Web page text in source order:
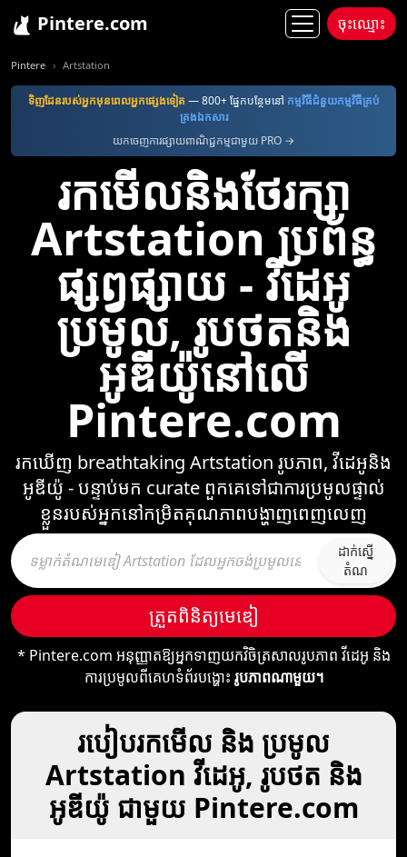
Pintere.com ចុះឈ្មោះ
Pintere Artstation
ទិញ​ដែន​របស់​អ្នក​មុន​ពេល​អ្នក​ផ្សេង​ទៀត — 800+ ផ្នែកបន្ថែមនៅ កម្មវិធី​ជំនួយ​កម្មវិធី​គ្រប់
គ្រង​ឯកសារ
យកចេញការផ្សាយពាណិជ្ជកម្មជាមួយ PRO →
រកមើលនិងថែរក្សា
Artstation ប្រព័ន្ធ
ផ្សព្វផ្សាយ - វីដេអូ
ប្រមូល, រូបថតនិង
អូឌីយ៉ូនៅលើ
Pintere.com
រកឃើញ breathtaking Artstation រូបភាព, វីដេអូនិង
អូឌីយ៉ូ - បន្ទាប់មក curate ពួកគេទៅជាការប្រមូលផ្ទាល់
ខ្លួនរបស់អ្នកនៅកម្រិតគុណភាពបង្ហាញពេញលេញ
ដាក់ស្នើ​
តំណ
ត្រួតពិនិត្យ​មេឌៀ
* Pintere.com អនុញ្ញាតឱ្យអ្នកទាញយកវិចិត្រសាលរូបភាព វីដេអូ និង
ការប្រមូលពីគេហទំព័របង្ហោះ រូបភាពណាមួយ។
របៀបរកមើល និង ប្រមូល
Artstation វីដេអូ, រូបថត និង
អូឌីយ៉ូ ជាមួយ Pintere.com